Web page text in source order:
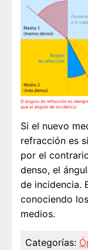
Si el nuevo
refracción es
por el
denso, el
de incidencia.
conociendo los
medios.
Categorías: